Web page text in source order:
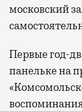
московский
Первые год-
панельке на